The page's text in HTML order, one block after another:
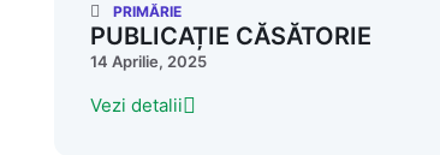
PRIMĂRIE
PUBLICAȚIE CĂSĂTORIE
14 Aprilie, 2025
Vezi detalii